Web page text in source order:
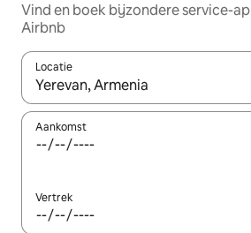
Vind en boek bijzondere service-
Airbnb
Locatie
Wanneer er suggesties beschikbaar
Aankomst
Vertrek